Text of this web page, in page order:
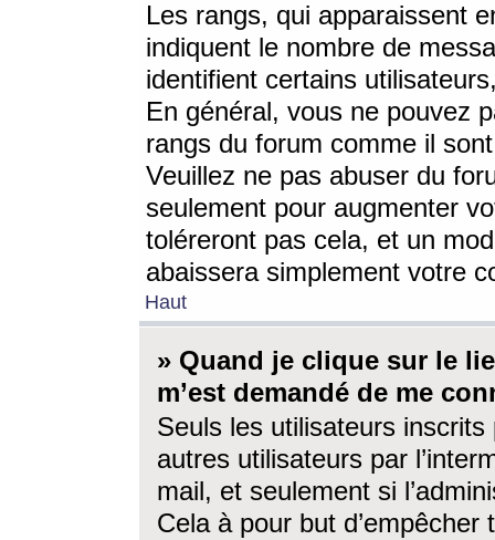
Les rangs, qui apparaissent
indiquent le nombre de
identifient certains
En général, vous ne pouvez
rangs du forum comme il
Veuillez ne pas abuser du
seulement pour augmenter
toléreront pas cela, et un
abaissera simplement votre
Haut
» Quand je clique sur le
m’est demandé de me
Seuls les utilisateurs
autres utilisateurs par
mail, et seulement si
Cela à pour but